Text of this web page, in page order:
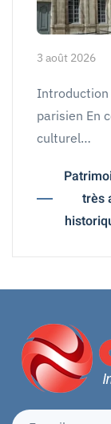
3 août 2026
Introduction
parisien En
culturel…
très